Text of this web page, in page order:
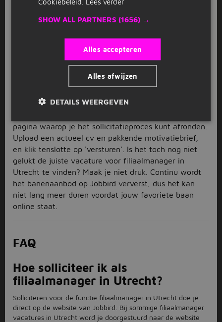
Dan selecteren wij alleen de vacatures voor
filiaalmanager in Utrecht en omgeving die op jouw
Solliciteer en wees je concurrentie
voor
Heb je een vacature voor filiaalmanager in Utrecht
groeien en solliciteer direct. Druk op de
pagina waarop je het sollicitatieproces kunt afronden.
Upload een actueel cv en pakkende motivatiebrief,
en klik tenslotte op ‘versturen’. Is het toch nog niet
gelukt de juiste vacature voor filiaalmanager in
Utrecht te vinden? Maak je niet druk. Continu wordt
het banenaanbod op Jobbird ververst, dus het kan
niet lang meer duren voordat jouw favoriete baan
online staat.
FAQ
Hoe solliciteer ik als
filiaalmanager in Utrecht?
Solliciteren voor de functie filiaalmanager in Utrecht doe je
direct op de website van Jobbird. Bij sommige filiaalmanager
vacatures in Utrecht word je doorgestuurd naar de website
SHOW ALL PARTNERS (1656) →
Alles accepteren
Alles afwijzen
DETAILS WEERGEVEN